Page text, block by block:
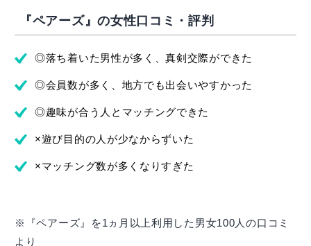
『ペアーズ』の女性口コミ・評判
◎落ち着いた男性が多く、真剣交際ができた
◎会員数が多く、地方でも出会いやすかった
◎趣味が合う人とマッチングできた
×遊び目的の人が少なからずいた
×マッチング数が多くなりすぎた
※『ペアーズ』を1ヵ月以上利用した男女100人の口コミ
より